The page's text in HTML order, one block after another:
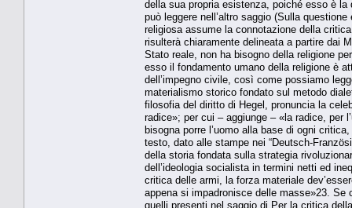
della sua propria esistenza, poiché esso è
può leggere nell’altro saggio (Sulla
religiosa assume la connotazione della
risulterà chiaramente delineata a partire dai
Stato reale, non ha bisogno della religione
esso il fondamento umano della religione è
dell’impegno civile, così come possiamo
materialismo storico fondato sul metodo
filosofia del diritto di Hegel, pronuncia la
radice»; per cui – aggiunge – «la radice, per
bisogna porre l’uomo alla base di ogni
testo, dato alle stampe nei “Deutsch-
della storia fondata sulla strategia
dell’ideologia socialista in termini netti ed
critica delle armi, la forza materiale
appena si impadronisce delle masse»23.
quelli presenti nel saggio di Per la critica